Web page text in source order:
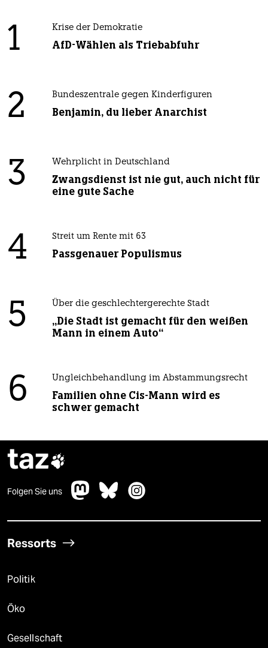
1 Krise der Demokratie
AfD-Wählen als Triebabfuhr
2 Bundeszentrale gegen Kinderfiguren
Benjamin, du lieber Anarchist
3 Wehrplicht in Deutschland
Zwangsdienst ist nie gut, auch nicht für
eine gute Sache
4 Streit um Rente mit 63
Passgenauer Populismus
5 Über die geschlechtergerechte Stadt
„Die Stadt ist gemacht für den weißen
Mann in einem Auto“
6 Ungleichbehandlung im Abstammungsrecht
Familien ohne Cis-Mann wird es
schwer gemacht
taz
Folgen Sie uns
Ressorts
Politik
Öko
Gesellschaft